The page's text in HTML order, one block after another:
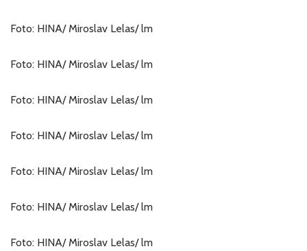
Foto: HINA/ Miroslav Lelas/ lm
Foto: HINA/ Miroslav Lelas/ lm
Foto: HINA/ Miroslav Lelas/ lm
Foto: HINA/ Miroslav Lelas/ lm
Foto: HINA/ Miroslav Lelas/ lm
Foto: HINA/ Miroslav Lelas/ lm
Foto: HINA/ Miroslav Lelas/ lm